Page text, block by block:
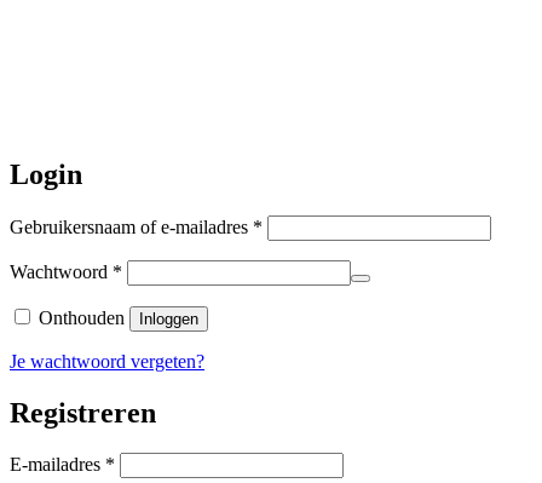
Login
Gebruikersnaam of e-mailadres *
Wachtwoord *
Onthouden Inloggen
Je wachtwoord vergeten?
Registreren
E-mailadres *